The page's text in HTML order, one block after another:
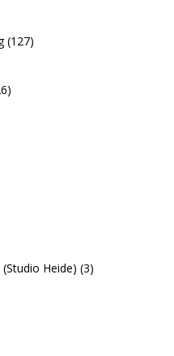
(127)
Heide) (3)